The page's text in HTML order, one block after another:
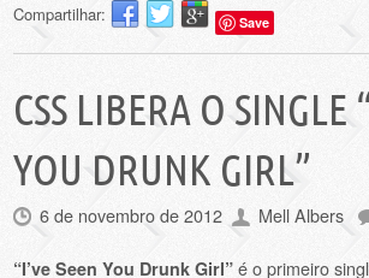
Compartilhar: Save
CSS LIBERA O SINGLE
YOU DRUNK GIRL”
6 de novembro de 2012 Mell Albers
“I’ve Seen You Drunk Girl” é o primeiro